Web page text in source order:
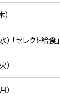
「セレクト給食」